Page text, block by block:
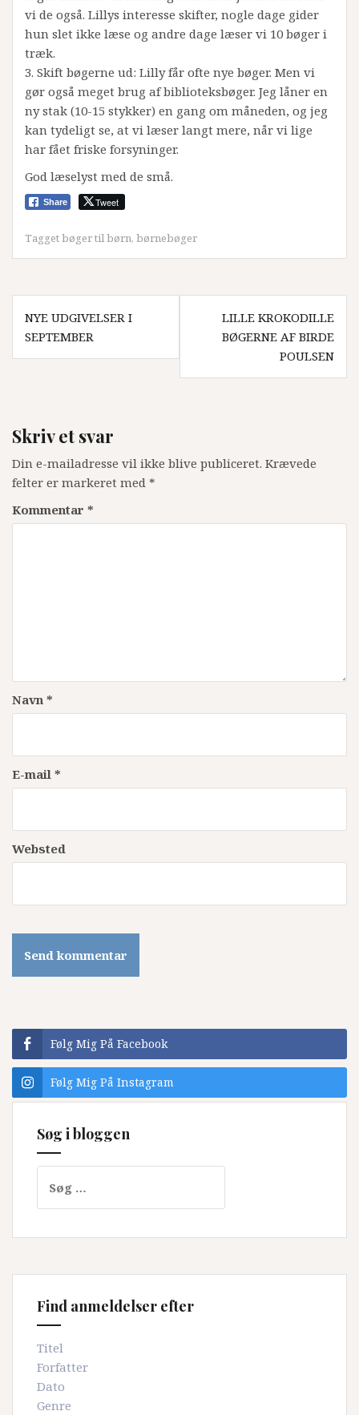
vi de også. Lillys interesse skifter, nogle dage gider
hun slet ikke læse og andre dage læser vi 10 bøger i
træk.
3. Skift bøgerne ud: Lilly får ofte nye bøger. Men vi
gør også meget brug af biblioteksbøger. Jeg låner en
ny stak (10-15 stykker) en gang om måneden, og jeg
kan tydeligt se, at vi læser langt mere, når vi lige
har fået friske forsyninger.
God læselyst med de små.
Share Tweet
Taggetbøger til børn, børnebøger
Indlægsnavigation
NYE UDGIVELSER I
SEPTEMBER
LILLE KROKODILLE
BØGERNE AF BIRDE
POULSEN
Skriv et svar
Din e-mailadresse vil ikke blive publiceret. Krævede
felter er markeret med *
Kommentar *
Navn *
E-mail *
Websted
Følg Mig På Facebook
Følg Mig På Instagram
Søg i bloggen
efter:
Find anmeldelser efter
Titel
Forfatter
Dato
Genre